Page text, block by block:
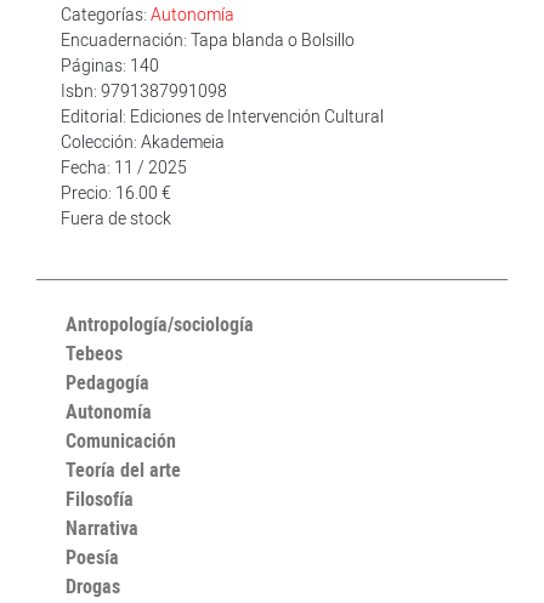
Categorías: Autonomía
Encuadernación: Tapa blanda o Bolsillo
Páginas: 140
Isbn: 9791387991098
Editorial: Ediciones de Intervención Cultural
Colección: Akademeia
Fecha: 11 / 2025
Precio: 16.00 €
Fuera de stock
Antropología/sociología
Tebeos
Pedagogía
Autonomía
Comunicación
Teoría del arte
Filosofía
Narrativa
Poesía
Drogas